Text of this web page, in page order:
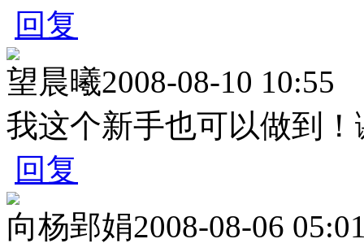
回复
望晨曦2008-08-10 10:55
我这个新手也可以做到！
回复
向杨郢娟2008-08-06